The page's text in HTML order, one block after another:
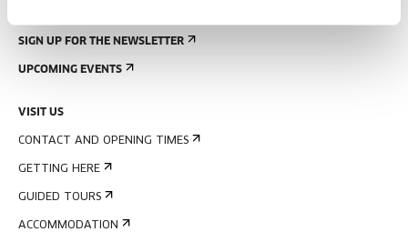
SIGN UP FOR THE NEWSLETTER
UPCOMING EVENTS
VISIT US
CONTACT AND OPENING TIMES
GETTING HERE
GUIDED TOURS
ACCOMMODATION